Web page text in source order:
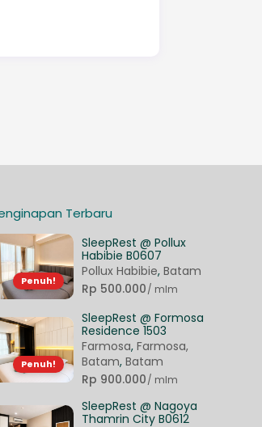
Terbaru
Penuh!
SleepRest @ Pollux
Habibie B0607
Pollux Habibie,Batam
Rp 500.000/ mlm
Penuh!
SleepRest @ Formosa
Residence 1503
Farmosa,Farmosa,
Batam,Batam
Rp 900.000/ mlm
SleepRest @ Nagoya
Thamrin City B0612